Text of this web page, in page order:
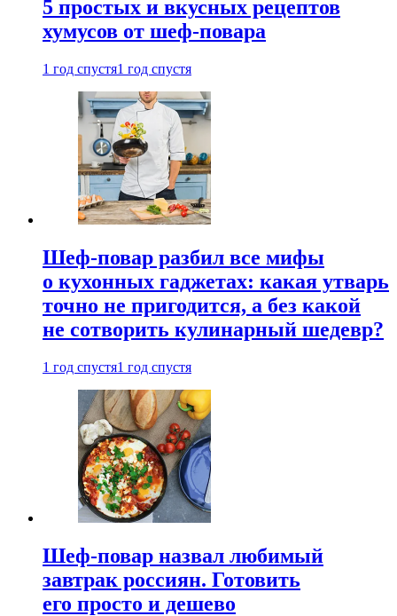
5 простых и вкусных рецептов
хумусов от шеф-повара
1 год спустя1 год спустя
Шеф-повар разбил все мифы
о кухонных гаджетах: какая утварь
точно не пригодится, а без какой
не сотворить кулинарный шедевр?
1 год спустя1 год спустя
Шеф-повар назвал любимый
завтрак россиян. Готовить
его просто и дешево